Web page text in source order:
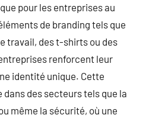
pour les entreprises au
de branding tels que
travail, des t-shirts ou des
renforcent leur
identité unique. Cette
des secteurs tels que la
même la sécurité, où une